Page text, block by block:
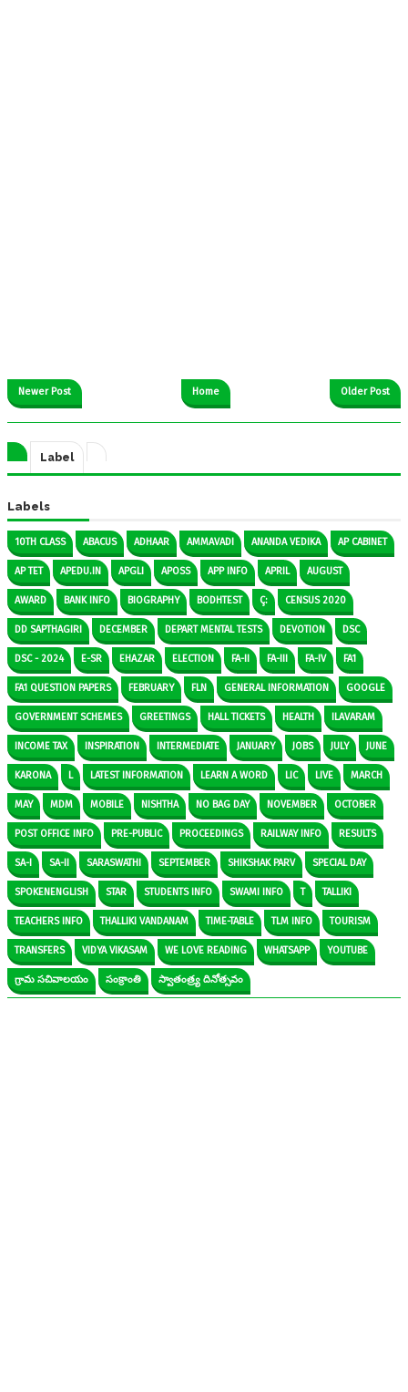
Newer Post Older Post
Home
Label
Labels
10TH CLASS ABACUS ADHAAR AMMAVADI ANANDA VEDIKA AP CABINET
AP TET APEDU.IN APGLI APOSS APP INFO APRIL AUGUST
AWARD BANK INFO BIOGRAPHY BODHTEST Ç: CENSUS 2020
DD SAPTHAGIRI DECEMBER DEPART MENTAL TESTS DEVOTION DSC
DSC - 2024 E-SR EHAZAR ELECTION FA-II FA-III FA-IV FA1
FA1 QUESTION PAPERS FEBRUARY FLN GENERAL INFORMATION GOOGLE
GOVERNMENT SCHEMES GREETINGS HALL TICKETS HEALTH ILAVARAM
INCOME TAX INSPIRATION INTERMEDIATE JANUARY JOBS JULY JUNE
KARONA L LATEST INFORMATION LEARN A WORD LIC LIVE MARCH
MAY MDM MOBILE NISHTHA NO BAG DAY NOVEMBER OCTOBER
POST OFFICE INFO PRE-PUBLIC PROCEEDINGS RAILWAY INFO RESULTS
SA-I SA-II SARASWATHI SEPTEMBER SHIKSHAK PARV SPECIAL DAY
SPOKENENGLISH STAR STUDENTS INFO SWAMI INFO T TALLIKI
TEACHERS INFO THALLIKI VANDANAM TIME-TABLE TLM INFO TOURISM
TRANSFERS VIDYA VIKASAM WE LOVE READING WHATSAPP YOUTUBE
గ్రామ సచివాలయం సంక్రాంతి స్వాతంత్ర్య దినోత్సవం